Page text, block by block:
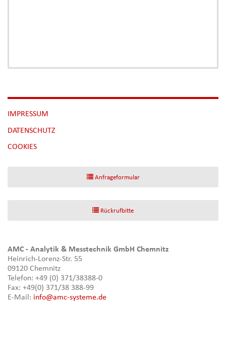
NAVIGATION
ÜBERSPRINGEN
IMPRESSUM
DATENSCHUTZ
[NBSP]
COOKIES
Anfrageformular
Rückrufbitte
AMC - Analytik & Messtechnik GmbH Chemnitz
Heinrich-Lorenz-Str. 55
09120 Chemnitz
Telefon: +49 (0) 371/38388-0
Fax: +49(0) 371/38 388-99
E-Mail: info@amc-systeme.de